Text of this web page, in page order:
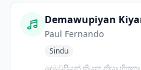
Demawupiyan
Paul Fernando
Sindu
දෙමවුපියන් කියන නිසා